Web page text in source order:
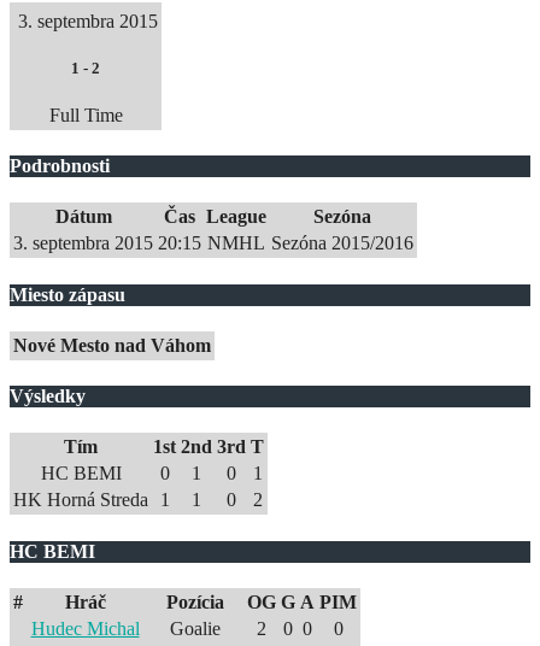
3. septembra 2015
1 - 2
Full Time
Podrobnosti
Dátum Čas League
Sezóna
3. septembra 2015 20:15 NMHL Sezóna 2015/2016
Miesto zápasu
Nové Mesto nad Váhom
Výsledky
Tím 1st 2nd 3rd T
HC BEMI
0 1 0
1
HK Horná Streda
1 1 0 2
HC BEMI
# Hráč Pozícia OG G A PIM
Hudec Michal
Goalie 2 0 0
0